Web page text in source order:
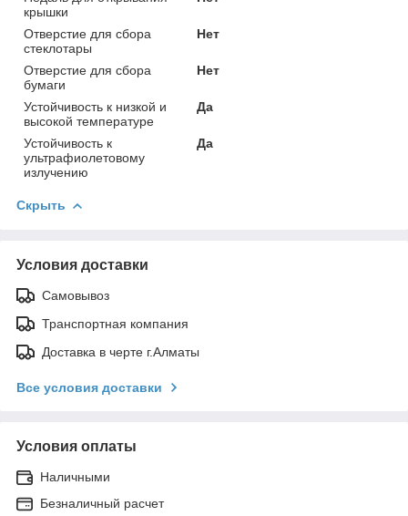
крышки
Отверстие для сбора
стеклотары
Нет
Отверстие для сбора
бумаги
Нет
Устойчивость к низкой и
высокой температуре
Да
Устойчивость к
ультрафиолетовому
излучению
Да
Скрыть
Условия доставки
Самовывоз
Транспортная компания
Доставка в черте г.Алматы
Все условия доставки
Условия оплаты
Наличными
Безналичный расчет